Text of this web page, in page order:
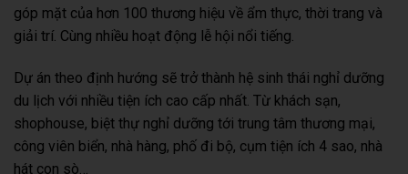
góp mặt của hơn 100 thương hiệu về ẩm thực, thời trang và
giải trí. Cùng nhiều hoạt động lễ hội nổi tiếng.
Dự án theo định hướng sẽ trở thành hệ sinh thái nghỉ dưỡng
du lịch với nhiều tiện ích cao cấp nhất. Từ khách sạn,
shophouse, biệt thự nghỉ dưỡng tới trung tâm thương mại,
công viên biển, nhà hàng, phố đi bộ, cụm tiện ích 4 sao, nhà
hát con sò…